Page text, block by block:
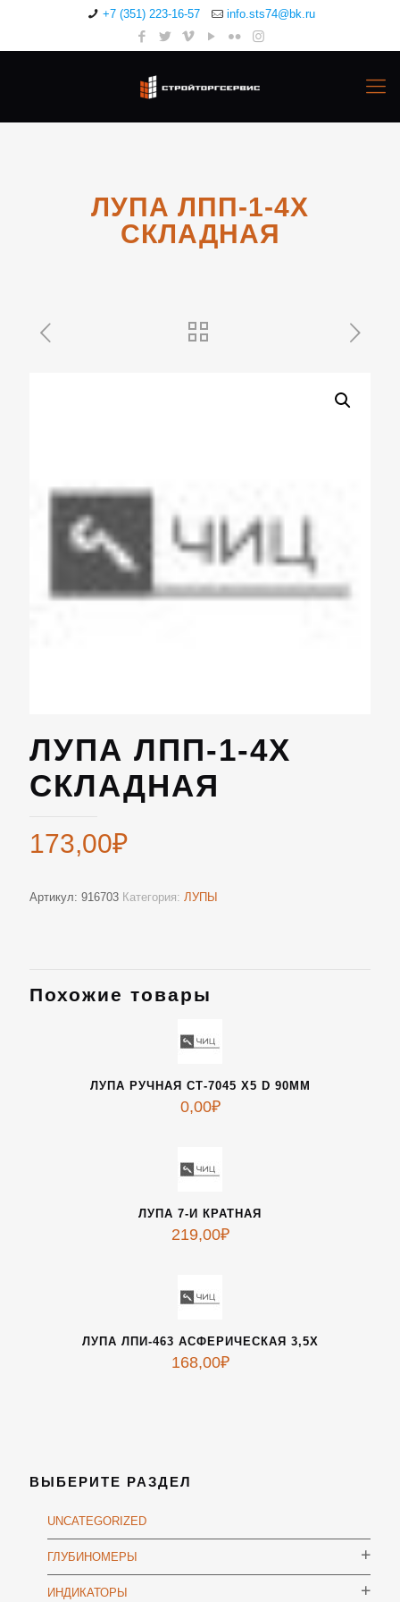
+7 (351) 223-16-57 info.sts74@bk.ru
ЛУПА ЛПП-1-4Х
СКЛАДНАЯ
ЛУПА ЛПП-1-4Х
СКЛАДНАЯ
173,00₽
Артикул: 916703 Категория: ЛУПЫ
Похожие товары
ЛУПА РУЧНАЯ СТ-7045 Х5 D 90ММ
0,00₽
ЛУПА 7-И КРАТНАЯ
219,00₽
ЛУПА ЛПИ-463 АСФЕРИЧЕСКАЯ 3,5Х
168,00₽
ВЫБЕРИТЕ РАЗДЕЛ
UNCATEGORIZED
ГЛУБИНОМЕРЫ
ИНДИКАТОРЫ